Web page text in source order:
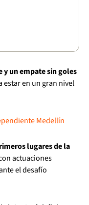
y un empate sin goles
estar en un gran nivel
Medellín
lugares de la
actuaciones
el desafío